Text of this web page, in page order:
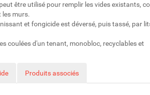
être utilisé pour remplir les vides existants,
les murs.
et fongicide est déversé, puis tassé, par
coulées d'un tenant, monobloc, recyclables et
Produits associés